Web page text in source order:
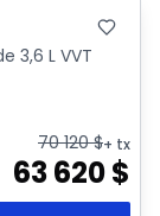
3,6 L VVT
70 120$+ tx
63 620$